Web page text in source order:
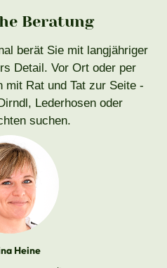
Beratung
berät Sie mit langjähriger
Detail. Vor Ort oder per
mit Rat und Tat zur Seite -
Lederhosen oder
suchen.
Heine